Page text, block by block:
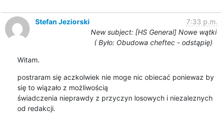
Stefan Jeziorski
7:33 p.m.
New subject: [HS General] Nowe wątki
( Było: Obudowa cheftec - odstąpię)
Witam.
postraram się aczkolwiek nie moge nic obiecać poniewaz by
się to wiązało z możliwością
świadczenia nieprawdy z przyczyn losowych i niezaleznych
od redakcji.